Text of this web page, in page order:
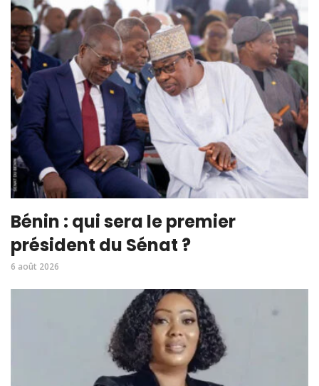
Bénin : qui sera le premier
président du Sénat ?
6 août 2026